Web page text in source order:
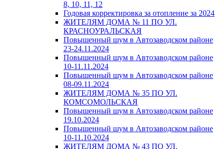
8, 10, 11, 12
Годовая корректировка за отопление за 2024
ЖИТЕЛЯМ ДОМА № 11 ПО УЛ.
КРАСНОУРАЛЬСКАЯ
Повышенный шум в Автозаводском районе
23-24.11.2024
Повышенный шум в Автозаводском районе
10-11.11.2024
Повышенный шум в Автозаводском районе
08-09.11.2024
ЖИТЕЛЯМ ДОМА № 35 ПО УЛ.
КОМСОМОЛЬСКАЯ
Повышенный шум в Автозаводском районе
19.10.2024
Повышенный шум в Автозаводском районе
10-11.10.2024
ЖИТЕЛЯМ ДОМА № 43 ПО УЛ.